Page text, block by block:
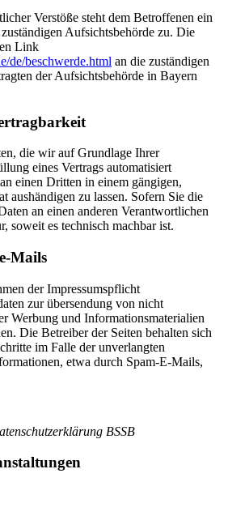
Verstöße steht dem Betroffenen ein
Aufsichtsbehörde zu. Die
Link
de/beschwerde.html an die zuständigen
der Aufsichtsbehörde in Bayern
die wir auf Grundlage Ihrer
eines Vertrags automatisiert
einen Dritten in einem gängigen,
aushändigen zu lassen. Sofern Sie die
an einen anderen Verantwortlichen
soweit es technisch machbar ist.
Mails
der Impressumspflicht
zur übersendung von nicht
Werbung und Informationsmaterialien
Die Betreiber der Seiten behalten sich
im Falle der unverlangten
etwa durch Spam-E-Mails,
BSSB